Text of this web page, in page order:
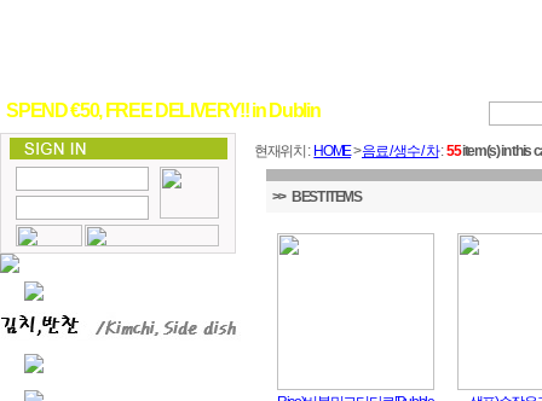
SPEND €50, FREE DELIVERY!! in Dublin
현재위치 : HOME>음료 / 생수 / 차:55item(s) in this
>> BEST ITEMS